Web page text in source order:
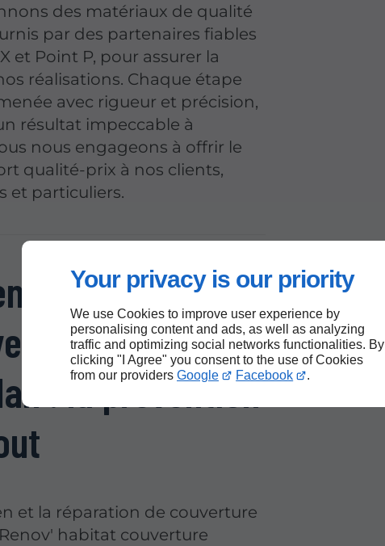
Your privacy is our priority
We use Cookies to improve user experience by
personalising content and ads, as well as analyzing
traffic and optimizing social networks functionalities. By
clicking "I Agree" you consent to the use of Cookies
from our providers Google Facebook .
des matériaux de qualité
par des partenaires fiables
et Point P, pour assurer la
réalisations. Chaque étape
avec rigueur et précision,
résultat impeccable à
nous engageons à offrir le
qualité-prix à nos clients,
et particuliers.
et réparation
à
: la prévention
et la réparation de couverture
habitat couverture